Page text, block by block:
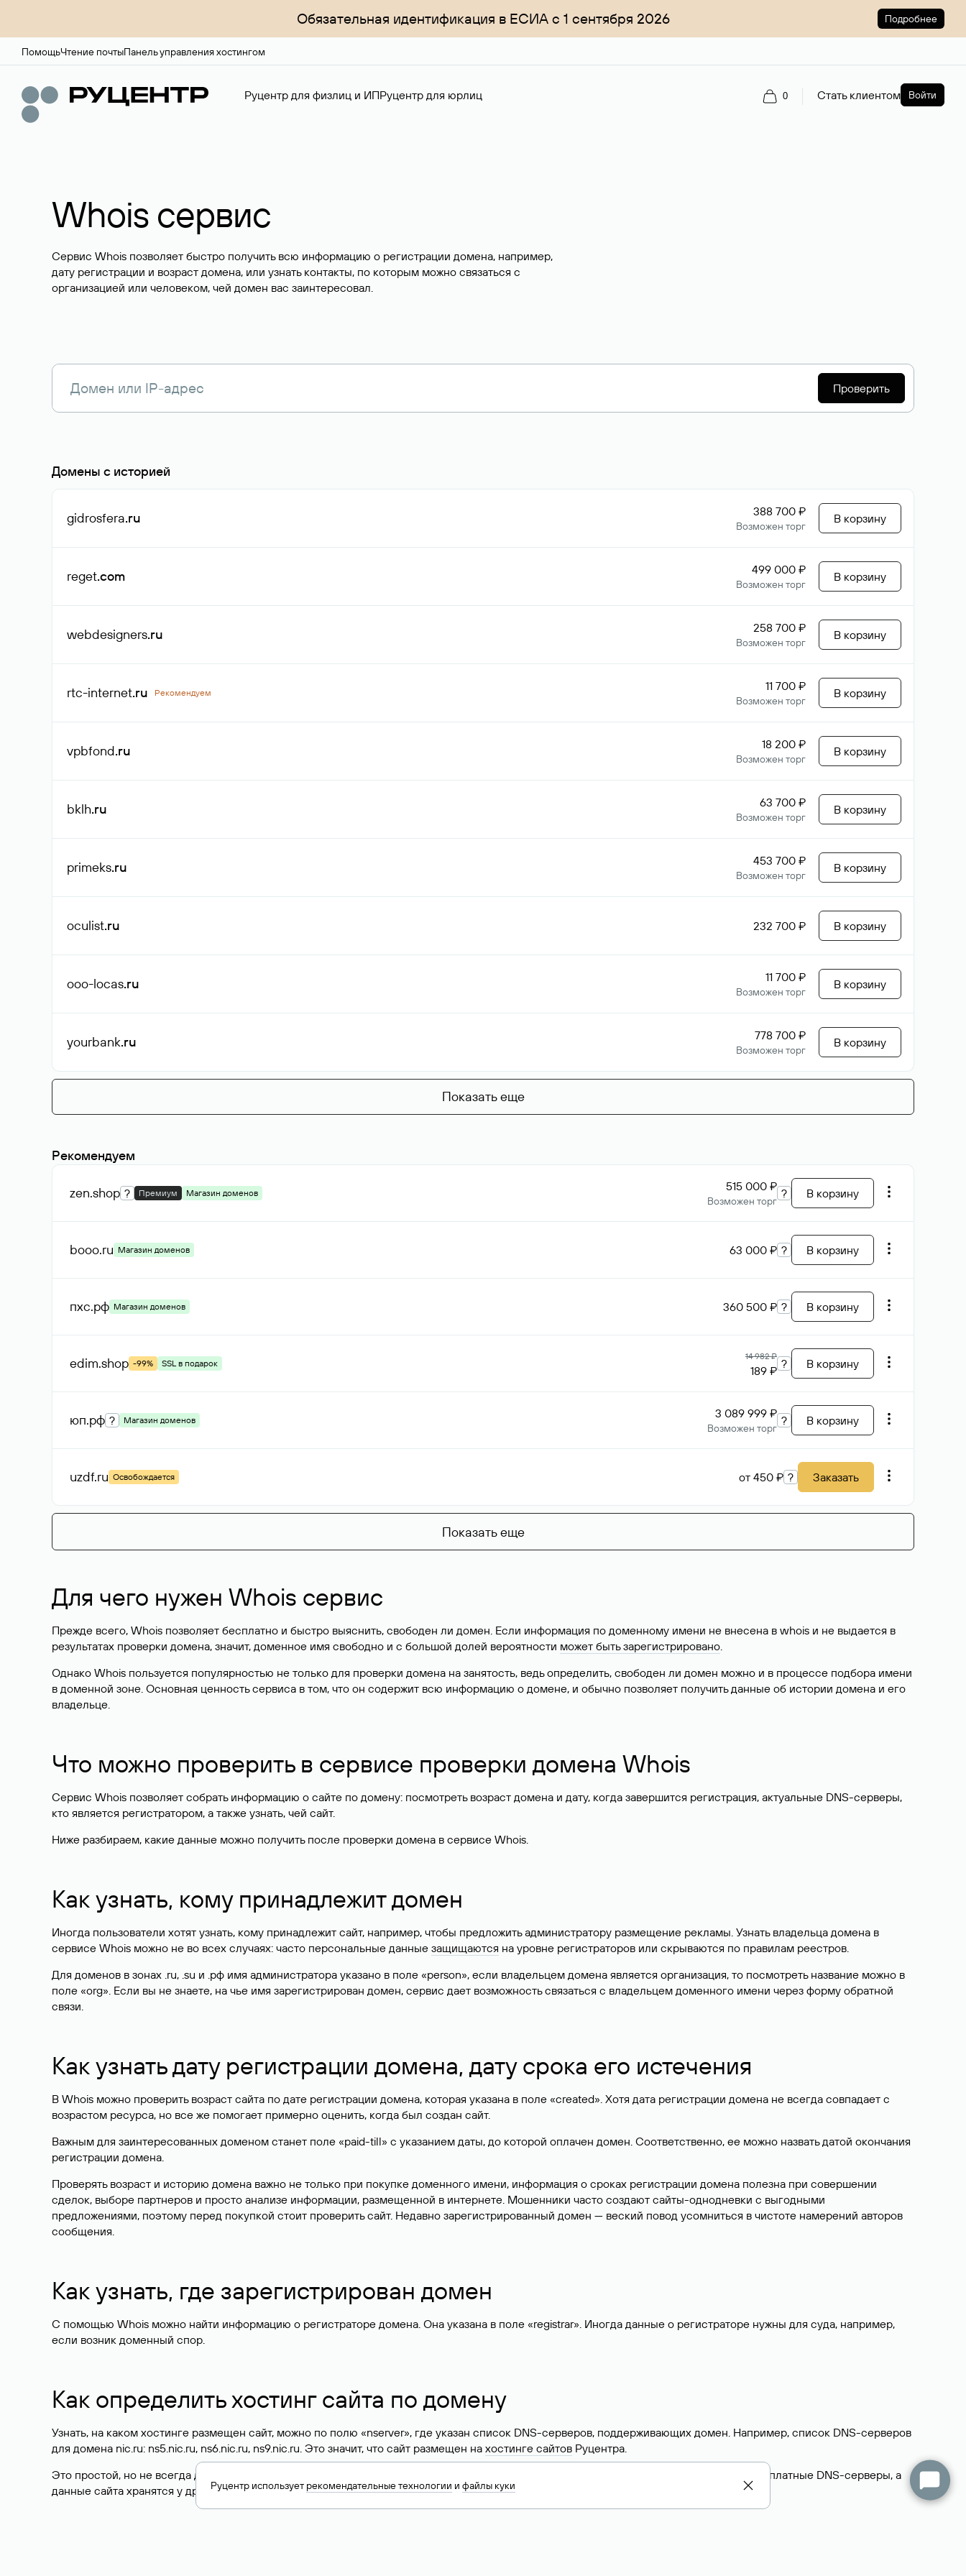
Обязательная идентификация в ЕСИА с 1 сентября 2026 Подробнее
ПомощьЧтение почтыПанель управления хостингом
Руцентр для физлиц и ИПРуцентр для юрлиц 0 Стать клиентом Войти
Whois сервис
Сервис Whois позволяет быстро получить всю информацию о регистрации домена, например,
дату регистрации и возраст домена, или узнать контакты, по которым можно связаться с
организацией или человеком, чей домен вас заинтересовал.
Проверить
Домены с историей
gidrosfera.ru 388 700 ₽
Возможен торг
В корзину
reget.com 499 000 ₽
Возможен торг
В корзину
webdesigners.ru 258 700 ₽
Возможен торг
В корзину
rtc-internet.ru Рекомендуем 11 700 ₽
Возможен торг
В корзину
vpbfond.ru 18 200 ₽
Возможен торг
В корзину
bklh.ru 63 700 ₽
Возможен торг
В корзину
primeks.ru 453 700 ₽
Возможен торг
В корзину
oculist.ru 232 700 ₽ В корзину
ooo-locas.ru 11 700 ₽
Возможен торг
В корзину
yourbank.ru 778 700 ₽
Возможен торг
В корзину
Показать еще
Рекомендуем
zen.shop ? Премиум Магазин доменов 515 000 ₽
Возможен торг
? В корзину
booo.ru Магазин доменов 63 000 ₽ ? В корзину
пхс.рф Магазин доменов 360 500 ₽ ? В корзину
edim.shop -99% SSL в подарок
14 982 ₽
189 ₽ ? В корзину
юп.рф ? Магазин доменов 3 089 999 ₽
Возможен торг
? В корзину
uzdf.ru Освобождается от 450 ₽ ? Заказать
Показать еще
Для чего нужен Whois сервис
Прежде всего, Whois позволяет бесплатно и быстро выяснить, свободен ли домен. Если информация по доменному имени не внесена в whois и не выдается в
результатах проверки домена, значит, доменное имя свободно и с большой долей вероятности может быть зарегистрировано.
Однако Whois пользуется популярностью не только для проверки домена на занятость, ведь определить, свободен ли домен можно и в процессе подбора имени
в доменной зоне. Основная ценность сервиса в том, что он содержит всю информацию о домене, и обычно позволяет получить данные об истории домена и его
владельце.
Что можно проверить в сервисе проверки домена Whois
Сервис Whois позволяет собрать информацию о сайте по домену: посмотреть возраст домена и дату, когда завершится регистрация, актуальные DNS-серверы,
кто является регистратором, а также узнать, чей сайт.
Ниже разбираем, какие данные можно получить после проверки домена в сервисе Whois.
Как узнать, кому принадлежит домен
Иногда пользователи хотят узнать, кому принадлежит сайт, например, чтобы предложить администратору размещение рекламы. Узнать владельца домена в
сервисе Whois можно не во всех случаях: часто персональные данные защищаются на уровне регистраторов или скрываются по правилам реестров.
Для доменов в зонах .ru, .su и .рф имя администратора указано в поле «person», если владельцем домена является организация, то посмотреть название можно в
поле «org». Если вы не знаете, на чье имя зарегистрирован домен, сервис дает возможность связаться с владельцем доменного имени через форму обратной
связи.
Как узнать дату регистрации домена, дату срока его истечения
В Whois можно проверить возраст сайта по дате регистрации домена, которая указана в поле «created». Хотя дата регистрации домена не всегда совпадает с
возрастом ресурса, но все же помогает примерно оценить, когда был создан сайт.
Важным для заинтересованных доменом станет поле «paid-till» с указанием даты, до которой оплачен домен. Соответственно, ее можно назвать датой окончания
регистрации домена.
Проверять возраст и историю домена важно не только при покупке доменного имени, информация о сроках регистрации домена полезна при совершении
сделок, выборе партнеров и просто анализе информации, размещенной в интернете. Мошенники часто создают сайты-однодневки с выгодными
предложениями, поэтому перед покупкой стоит проверить сайт. Недавно зарегистрированный домен — веский повод усомниться в чистоте намерений авторов
сообщения.
Как узнать, где зарегистрирован домен
С помощью Whois можно найти информацию о регистраторе домена. Она указана в поле «registrar». Иногда данные о регистраторе нужны для суда, например,
если возник доменный спор.
Как определить хостинг сайта по домену
Узнать, на каком хостинге размещен сайт, можно по полю «nserver», где указан список DNS-серверов, поддерживающих домен. Например, список DNS-серверов
для домена nic.ru: ns5.nic.ru, ns6.nic.ru, ns9.nic.ru. Это значит, что сайт размещен на хостинге сайтов Руцентра.
Это простой, но не всегда достоверный способ узнать хостинг-провайдера сайта. Иногда владельцы сайтов делегируют домен на бесплатные DNS-серверы, а
данные сайта хранятся у другого хостинг-провайдера.
Руцентр использует рекомендательные технологии и файлы куки